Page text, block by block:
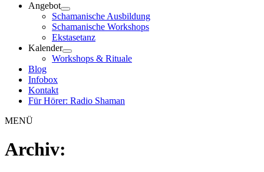
Angebot
Schamanische Ausbildung
Schamanische Workshops
Ekstasetanz
Kalender
Workshops & Rituale
Blog
Infobox
Kontakt
Für Hörer: Radio Shaman
MENÜ
Archiv: